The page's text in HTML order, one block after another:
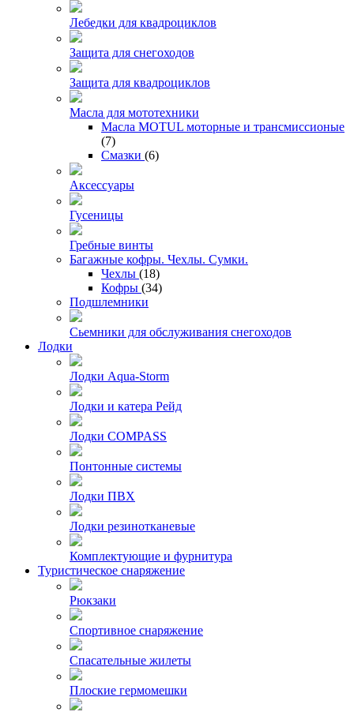
Лебедки для квадроциклов
Защита для снегоходов
Защита для квадроциклов
Масла для мототехники
Масла MOTUL моторные и трансмиссионые
(7)
Смазки (6)
Аксессуары
Гусеницы
Гребные винты
Багажные кофры. Чехлы. Сумки.
Чехлы (18)
Кофры (34)
Подшлемники
Сьемники для обслуживания снегоходов
Лодки
Лодки Aqua-Storm
Лодки и катера Рейд
Лодки COMPASS
Понтонные системы
Лодки ПВХ
Лодки резинотканевые
Комплектующие и фурнитура
Туристическое снаряжение
Рюкзаки
Спортивное снаряжение
Спасательные жилеты
Плоские гермомешки